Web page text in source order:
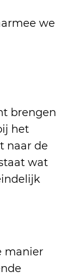
we
brengen
het
naar de
wat
manier